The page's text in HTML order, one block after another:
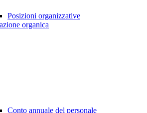
Posizioni organizzative
organica
Conto annuale del personale